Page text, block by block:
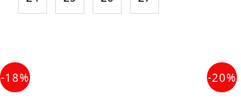
-18% -20%